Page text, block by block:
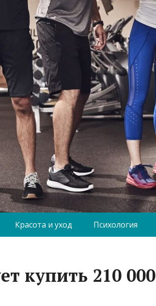
Красота и уход Психология
купить 210 000